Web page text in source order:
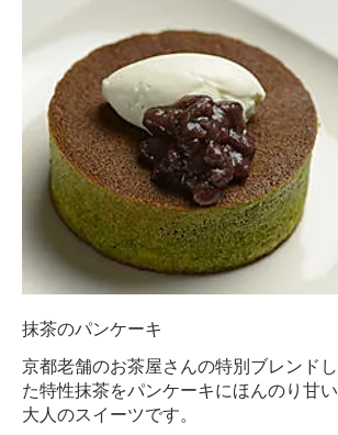
抹茶のパンケーキ
京都老舗のお茶屋さんの特別ブレンドし
た特性抹茶をパンケーキにほんのり甘い
大人のスイーツです。